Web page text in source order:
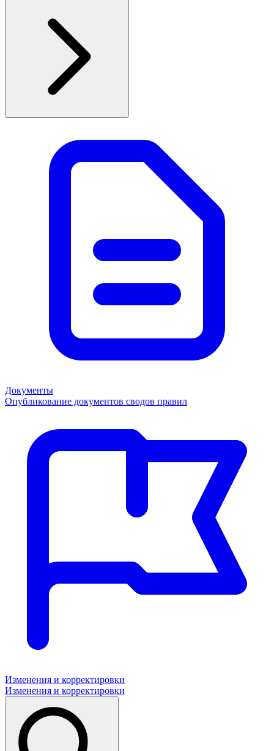
Документы
Опубликование документов сводов правил
Изменения и корректировки
Изменения и корректировки